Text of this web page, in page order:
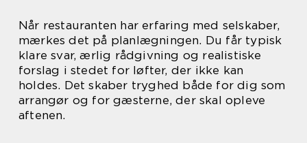
Når restauranten har erfaring med selskaber,
mærkes det på planlægningen. Du får typisk
klare svar, ærlig rådgivning og realistiske
forslag i stedet for løfter, der ikke kan
holdes. Det skaber tryghed både for dig som
arrangør og for gæsterne, der skal opleve
aftenen.